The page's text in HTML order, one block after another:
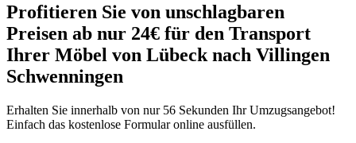
Profitieren Sie von unschlagbaren
Preisen ab nur 24€ für den Transport
Ihrer Möbel von Lübeck nach Villingen
Schwenningen⁠
Erhalten Sie innerhalb von nur 56 Sekunden Ihr Umzugsangebot!
Einfach das kostenlose Formular online ausfüllen.